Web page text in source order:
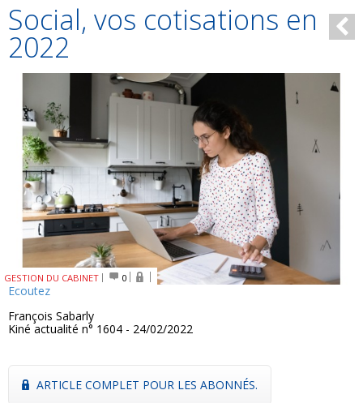
Social, vos cotisations en
2022
GESTION DU CABINET 0
Ecoutez
François Sabarly
Kiné actualité n° 1604 - 24/02/2022
ARTICLE COMPLET POUR LES ABONNÉS.